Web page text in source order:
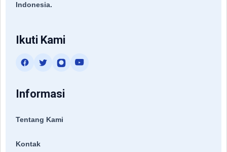
Indonesia.
Ikuti Kami
Informasi
Tentang Kami
Kontak